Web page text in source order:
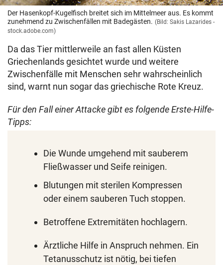
Der Hasenkopf-Kugelfisch breitet sich im Mittelmeer aus. Es kommt
zunehmend zu Zwischenfällen mit Badegästen. (Bild: Sakis Lazarides -
stock.adobe.com)
Da das Tier mittlerweile an fast allen Küsten
Griechenlands gesichtet wurde und weitere
Zwischenfälle mit Menschen sehr wahrscheinlich
sind, warnt nun sogar das griechische Rote Kreuz.
Für den Fall einer Attacke gibt es folgende Erste-Hilfe-
Tipps:
Die Wunde umgehend mit sauberem
Fließwasser und Seife reinigen.
Blutungen mit sterilen Kompressen
oder einem sauberen Tuch stoppen.
Betroffene Extremitäten hochlagern.
Ärztliche Hilfe in Anspruch nehmen. Ein
Tetanusschutz ist nötig, bei tiefen